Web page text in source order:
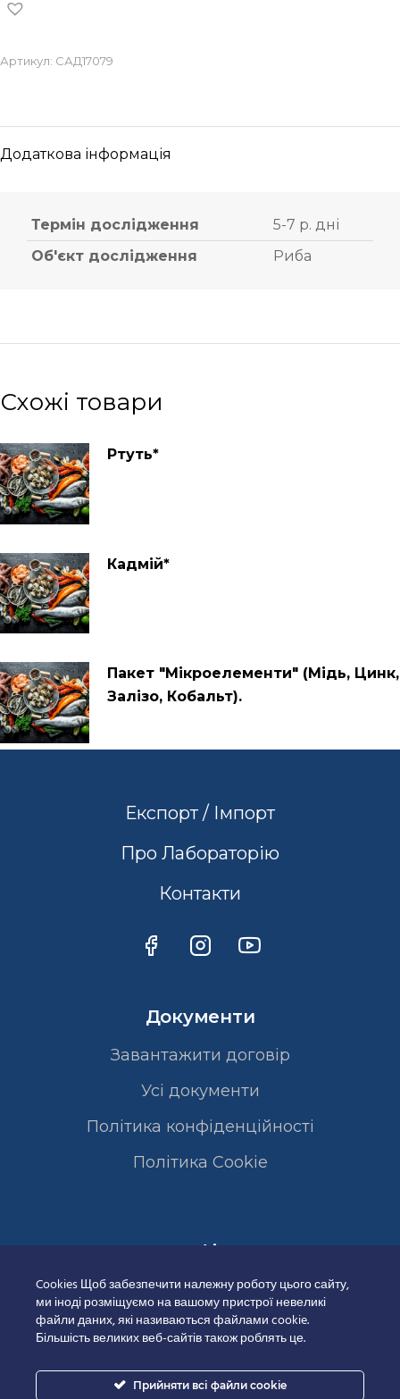
Артикул: САД17079
Додаткова інформація
Термін дослідження
5-7 р. дні
Об'єкт дослідження
Риба
Схожі товари
Ртуть*
Кадмій*
Пакет "Мікроелементи" (Мідь, Цинк,
Залізо, Кобальт).
Експорт / Імпорт
Про Лабораторію
Контакти
Документи
Завантажити договір
Усі документи
Політика конфіденційності
Полiтика Cookie
Сертифікати
Cookies Щоб забезпечити належну роботу цього сайту,
ми іноді розміщуємо на вашому пристрої невеликі
файли даних, які називаються файлами cookie.
Більшість великих веб-сайтів також роблять це.
Прийняти всі файли cookie